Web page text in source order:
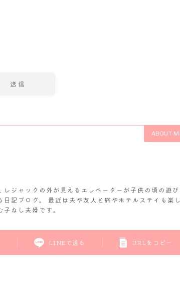
ABOUT
レジャックの外が見えるエレベーターが子供の頃の遊び
記ブログ。 最近は夫や友人と旅やホテルステイも楽
なし夫婦です。
LINEで送る URLをコピー